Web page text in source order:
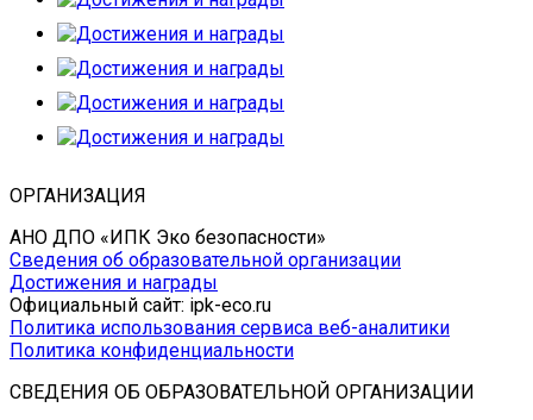
ОРГАНИЗАЦИЯ
АНО ДПО «ИПК Эко безопасности»
Сведения об образовательной организации
Достижения и награды
Официальный сайт: ipk-eco.ru
Политика использования сервиса веб-аналитики
Политика конфиденциальности
СВЕДЕНИЯ ОБ ОБРАЗОВАТЕЛЬНОЙ ОРГАНИЗАЦИИ